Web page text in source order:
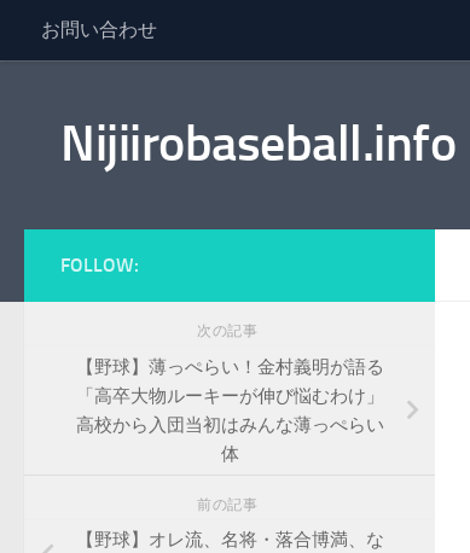
コンテンツへスキップ
お問い合わせ
Nijiirobaseball.info
FOLLOW:
次の記事
【野球】薄っぺらい！金村義明が語る
「高卒大物ルーキーが伸び悩むわけ」
高校から入団当初はみんな薄っぺらい
体
前の記事
【野球】オレ流、名将・落合博満、な